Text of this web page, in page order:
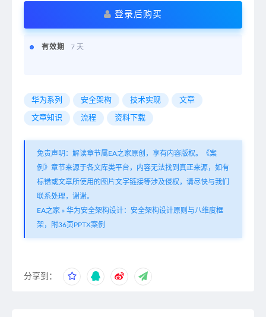
登录后购买
有效期 7 天
华为系列 安全架构 技术实现 文章
文章知识 流程 资料下载
免责声明：解读章节属EA之家原创，享有内容版权。《案
例》章节来源于各文库类平台，内容无法找到真正来源，如有
标错或文章所使用的图片文字链接等涉及侵权，请尽快与我们
联系处理，谢谢。
EA之家 » 华为安全架构设计：安全架构设计原则与八维度框
架，附36页PPTX案例
分享到：